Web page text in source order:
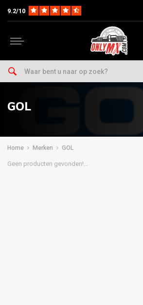
9.2/10
GOL
Home Merken GOL
Geen producten gevonden!...